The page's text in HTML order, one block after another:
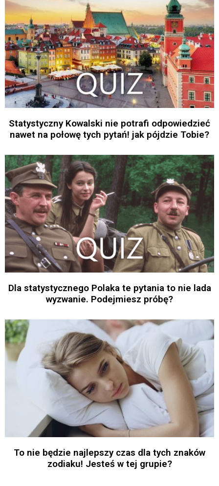
Statystyczny Kowalski nie potrafi odpowiedzieć
nawet na połowę tych pytań! jak pójdzie Tobie?
Dla statystycznego Polaka te pytania to nie lada
wyzwanie. Podejmiesz próbę?
To nie będzie najlepszy czas dla tych znaków
zodiaku! Jesteś w tej grupie?